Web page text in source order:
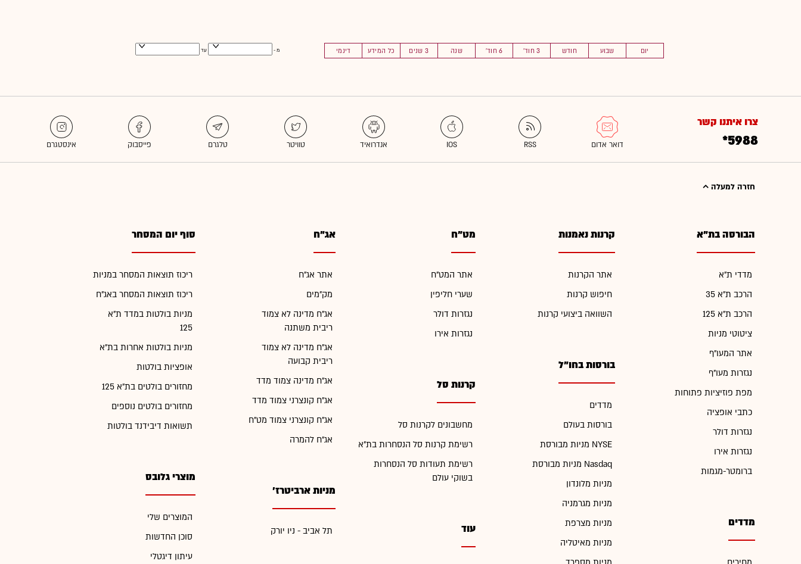
יום שבוע חודש 3 חוד' 6 חוד' שנה 3 שנים כל המידע דינמי מ - עד
צרו איתנו קשר
*5988
חזרה למעלה
הבורסה בת"א
מדדי ת"א
הרכב ת"א 35
הרכב ת"א 125
ציטוטי מניות
אתר המעו"ף
נגזרות מעו"ף
מפת פוזיציות פתוחות
כתבי אופציה
נגזרות דולר
נגזרות אירו
ברומטר-מגמות
מדדים
קרנות נאמנות
אתר הקרנות
חיפוש קרנות
השוואה ביצועי קרנות
בורסות בחו"ל
מדדים
בורסות בעולם
מניות מבורסת NYSE
מניות מבורסת Nasdaq
מניות מלונדון
מניות מגרמניה
מניות מצרפת
מניות מאיטליה
מט"ח
אתר המט"ח
שערי חליפין
נגזרות דולר
נגזרות אירו
קרנות סל
מחשבונים לקרנות סל
רשימת קרנות סל הנסחרות בת"א
רשימת תעודות סל הנסחרות
בשוקי עולם
עוד
אג"ח
אתר אג"ח
מק"מים
אג"ח מדינה לא צמוד
ריבית משתנה
אג"ח מדינה לא צמוד
ריבית קבועה
אג"ח מדינה צמוד מדד
אג"ח קונצרני צמוד מדד
אג"ח קונצרני צמוד מט"ח
אג"ח להמרה
מניות ארביטרז'
תל אביב - ניו יורק
סוף יום המסחר
ריכוז תוצאות המסחר במניות
ריכוז תוצאות המסחר באג"ח
מניות בולטות במדד ת"א
125
מניות בולטות אחרות בת"א
אופציות בולטות
מחזורים בולטים בת"א 125
מחזורים בולטים נוספים
תשואות דיבידנד בולטות
מוצרי גלובס
המוצרים שלי
סוכן החדשות
עיתון דיגטלי